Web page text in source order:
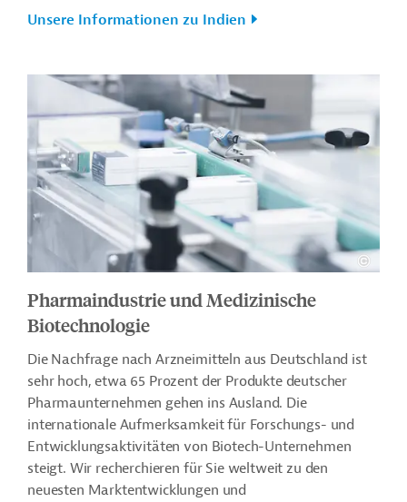
Unsere Informationen zu Indien
Pharmaindustrie und Medizinische
Biotechnologie
Die Nachfrage nach Arzneimitteln aus Deutschland ist
sehr hoch, etwa 65 Prozent der Produkte deutscher
Pharmaunternehmen gehen ins Ausland. Die
internationale Aufmerksamkeit für Forschungs- und
Entwicklungsaktivitäten von Biotech-Unternehmen
steigt. Wir recherchieren für Sie weltweit zu den
neuesten Marktentwicklungen und